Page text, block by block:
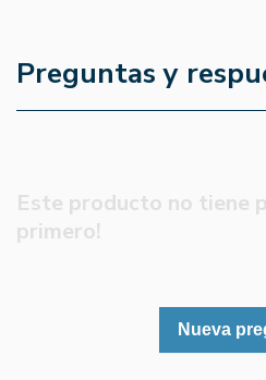
Preguntas y
Este producto no tiene
primero!
Nueva